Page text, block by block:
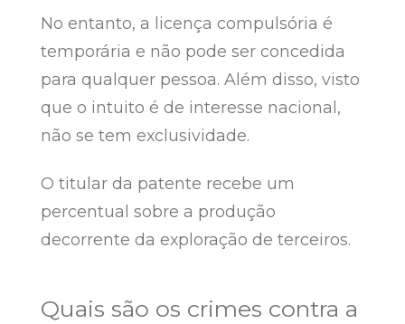
No entanto, a licença compulsória é
temporária e não pode ser concedida
para qualquer pessoa. Além disso, visto
que o intuito é de interesse nacional,
não se tem exclusividade.
O titular da patente recebe um
percentual sobre a produção
decorrente da exploração de terceiros.
Quais são os crimes contra a